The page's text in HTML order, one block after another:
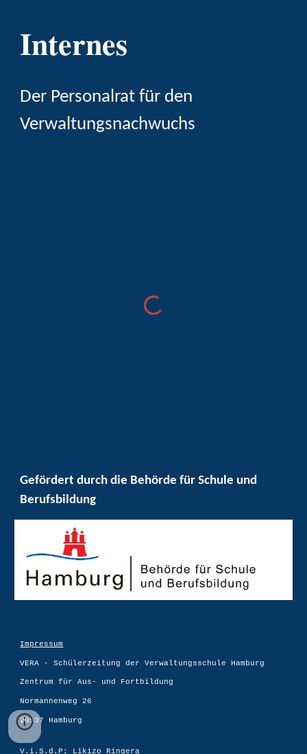
Internes
Der Personalrat für den
Verwaltungsnachwuchs
Gefördert durch die Behörde für Schule und
Berufsbildung
Impressum
VERA - Schülerzeitung der Verwaltungsschule Hamburg
Zentrum für Aus- und Fortbildung
Normannenweg 26
20537 Hamburg
V.i.S.d.P: Likizo Ringera